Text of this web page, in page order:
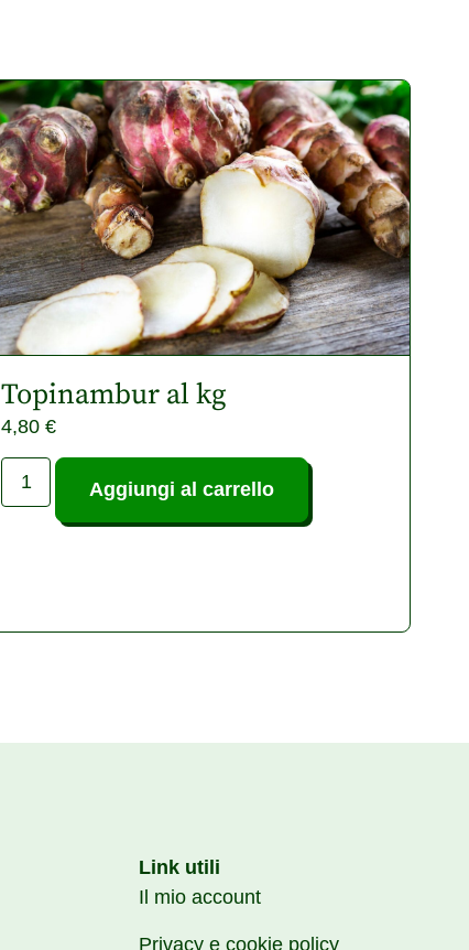
Topinambur al kg
4,80€
Aggiungi al carrello
Link utili
Il mio account
Privacy e cookie policy